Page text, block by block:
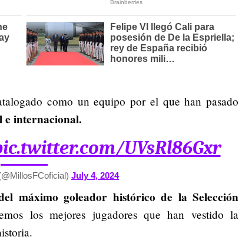
como un equipo por el que han pasado
e internacional.
UVsRl86Gxr
July 4, 2024
máximo goleador histórico de la Selección
los mejores jugadores que han vestido la